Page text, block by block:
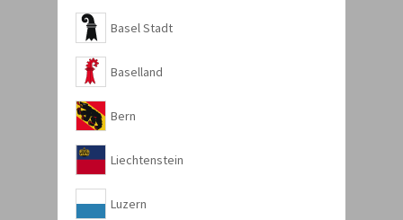
Basel Stadt
Baselland
Bern
Liechtenstein
Luzern